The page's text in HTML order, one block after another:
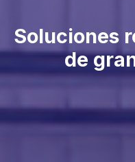
Soluciones
de